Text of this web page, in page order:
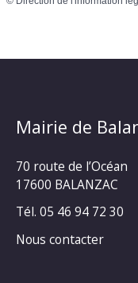
Mairie de
70 route de l’Océan
17600 BALANZAC
Tél. 05 46 94 72 30
Nous contacter